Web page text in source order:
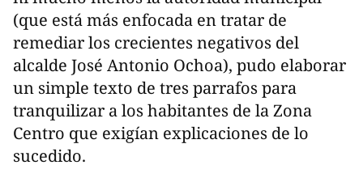
(que está más enfocada en tratar de
remediar los crecientes negativos del
alcalde José Antonio Ochoa), pudo elaborar
un simple texto de tres parrafos para
tranquilizar a los habitantes de la Zona
Centro que exigían explicaciones de lo
sucedido.